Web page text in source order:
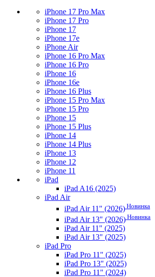
iPhone 17 Pro Max
iPhone 17 Pro
iPhone 17
iPhone 17e
iPhone Air
iPhone 16 Pro Max
iPhone 16 Pro
iPhone 16
iPhone 16e
iPhone 16 Plus
iPhone 15 Pro Max
iPhone 15 Pro
iPhone 15
iPhone 15 Plus
iPhone 14
iPhone 14 Plus
iPhone 13
iPhone 12
iPhone 11
iPad
iPad A16 (2025)
iPad Air
iPad Air 11" (2026) Новинка
iPad Air 13" (2026) Новинка
iPad Air 11" (2025)
iPad Air 13" (2025)
iPad Pro
iPad Pro 11" (2025)
iPad Pro 13" (2025)
iPad Pro 11" (2024)